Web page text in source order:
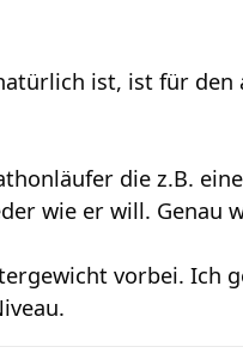
ist, ist für den
die z.B.
wie er will. Genau
vorbei. Ich